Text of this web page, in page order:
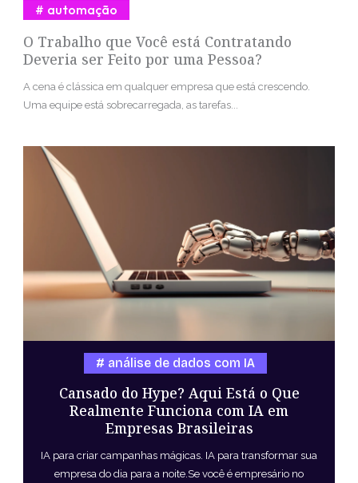
O Trabalho que Você está Contratando
Deveria ser Feito por uma Pessoa?
automação
A cena é clássica em qualquer empresa que está crescendo.
Uma equipe está sobrecarregada, as tarefas...
Cansado do Hype? Aqui Está o Que
Realmente Funciona com IA em
Empresas Brasileiras
análise de dados com IA
IA para criar campanhas mágicas. IA para transformar sua
empresa do dia para a noite.Se você é empresário no